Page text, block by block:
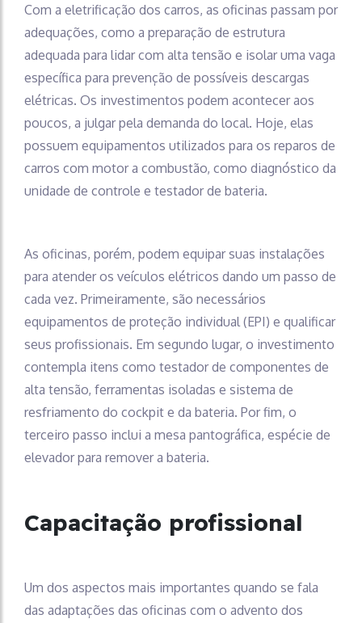
Com a eletrificação dos carros, as oficinas passam por
adequações, como a preparação de estrutura
adequada para lidar com alta tensão e isolar uma vaga
específica para prevenção de possíveis descargas
elétricas. Os investimentos podem acontecer aos
poucos, a julgar pela demanda do local. Hoje, elas
possuem equipamentos utilizados para os reparos de
carros com motor a combustão, como diagnóstico da
unidade de controle e testador de bateria.
As oficinas, porém, podem equipar suas instalações
para atender os veículos elétricos dando um passo de
cada vez. Primeiramente, são necessários
equipamentos de proteção individual (EPI) e qualificar
seus profissionais. Em segundo lugar, o investimento
contempla itens como testador de componentes de
alta tensão, ferramentas isoladas e sistema de
resfriamento do cockpit e da bateria. Por fim, o
terceiro passo inclui a mesa pantográfica, espécie de
elevador para remover a bateria.
Capacitação profissional
Um dos aspectos mais importantes quando se fala
das adaptações das oficinas com o advento dos